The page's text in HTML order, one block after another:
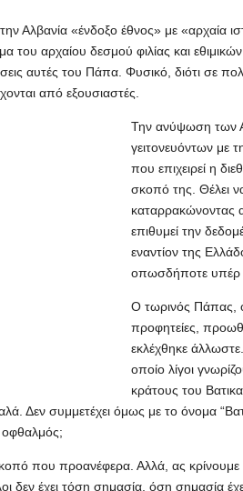
Αλβανία «ένδοξο έθνος» με «αρχαία
αρχαίου δεσμού φιλίας και
αυτές του Πάπα. Φυσικό, διότι σε
από εξουσιαστές.
Την ανύψωση των
γειτονευόντων με
που επιχειρεί η
σκοπό της. Θέλει
καταρρακώνοντας
επιθυμεί την
εναντίον της
οπωσδήποτε υπέρ
Ο τωρινός Πάπας,
προφητείες,
εκλέχθηκε
οποίο λίγοι
κράτους του
Δεν συμμετέχει όμως με το όνομα
που προανέφερα. Αλλά, ας
δεν έχει τόση σημασία, όση σημασία έχει